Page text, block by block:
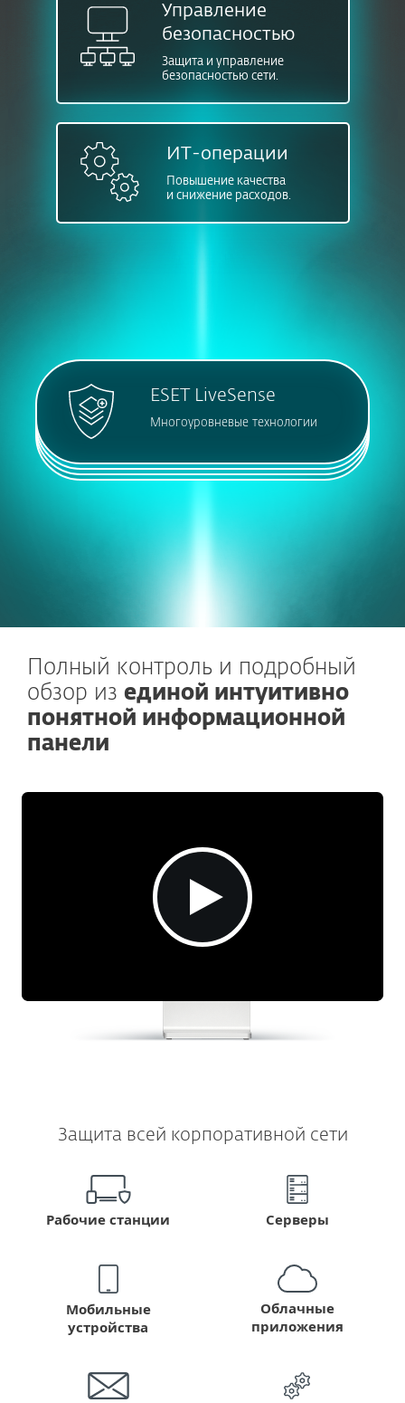
Управление
безопасностью
Защита и управление
безопасностью сети.
ИТ-операции
Повышение качества
и снижение расходов.
ESET LiveSense
Многоуровневые технологии
Полный контроль и подробный
обзор из единой интуитивно
понятной информационной
панели
Защита всей корпоративной сети
Рабочие станции Серверы
Мобильные
устройства
Облачные
приложения